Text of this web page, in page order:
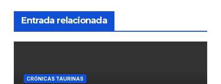
Entrada relacionada
CRÓNICAS TAURINAS